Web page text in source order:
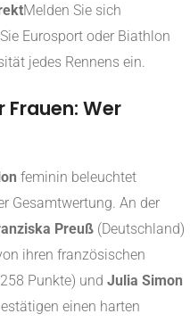
Melden Sie sich
Eurosport oder Biathlon
jedes Rennens ein.
Wer
feminin beleuchtet
Gesamtwertung. An der
Preuß (Deutschland)
ihren französischen
Punkte) und Julia Simon
einen harten